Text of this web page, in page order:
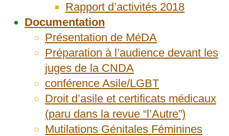
Rapport d’activités 2018
Documentation
Présentation de MéDA
Préparation à l’audience devant les
juges de la CNDA
conférence Asile/LGBT
Droit d’asile et certificats médicaux
(paru dans la revue “l’Autre”)
Mutilations Génitales Féminines